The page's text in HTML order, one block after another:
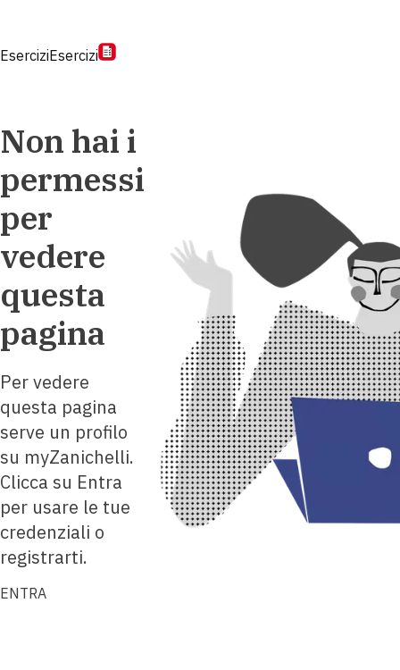
EserciziEsercizi
Non hai i
permessi
per
vedere
questa
pagina
Per vedere
questa pagina
serve un profilo
su myZanichelli.
Clicca su Entra
per usare le tue
credenziali o
registrarti.
ENTRA